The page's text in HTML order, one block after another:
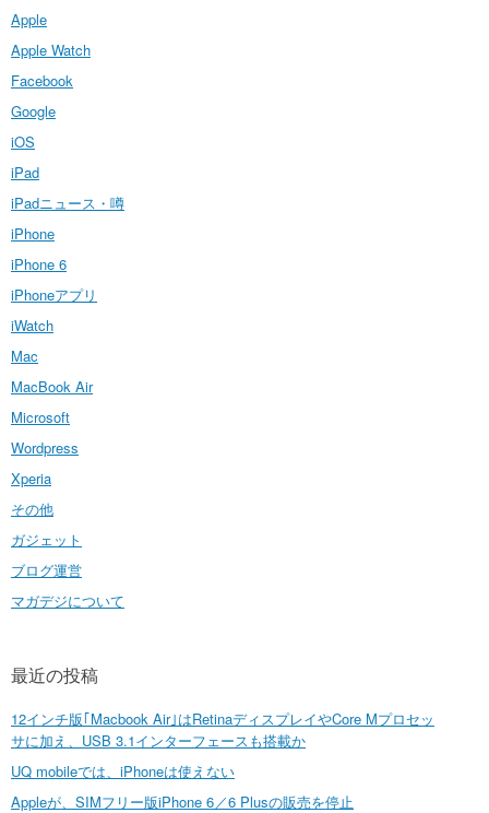
Apple
Apple Watch
Facebook
Google
iOS
iPad
iPadニュース・噂
iPhone
iPhone 6
iPhoneアプリ
iWatch
Mac
MacBook Air
Microsoft
Wordpress
Xperia
その他
ガジェット
ブログ運営
マガデジについて
最近の投稿
12インチ版｢Macbook Air｣はRetinaディスプレイやCore Mプロセッ
サに加え、USB 3.1インターフェースも搭載か
UQ mobileでは、iPhoneは使えない
Appleが、SIMフリー版iPhone 6／6 Plusの販売を停止